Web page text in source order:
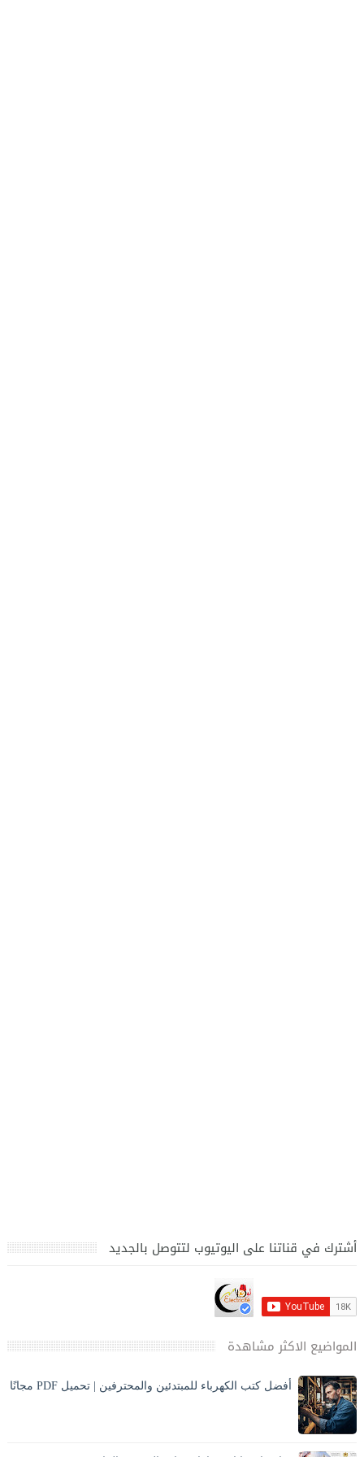
أشترك في قناتنا على اليوتيوب لتتوصل بالجديد
المواضيع الاكثر مشاهدة
أفضل كتب الكهرباء للمبتدئين والمحترفين | تحميل PDF مجانًا